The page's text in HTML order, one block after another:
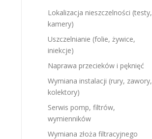
Lokalizacja nieszczelności (testy,
kamery)
Uszczelnianie (folie, żywice,
iniekcje)
Naprawa przecieków i pęknięć
Wymiana instalacji (rury, zawory,
kolektory)
Serwis pomp, filtrów,
wymienników
Wymiana złoża filtracyjnego